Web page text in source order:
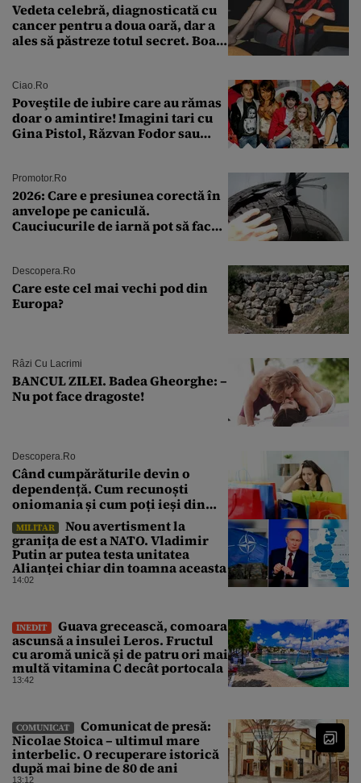
Vedeta celebră, diagnosticată cu
cancer pentru a doua oară, dar a
ales să păstreze totul secret. Boala
Ciao.ro
Poveştile de iubire care au rămas
doar o amintire! Imagini tari cu
Gina Pistol, Răzvan Fodor sau
Promotor.ro
2026: Care e presiunea corectă în
anvelope pe caniculă.
Cauciucurile de iarnă pot să facă
Descopera.ro
Care este cel mai vechi pod din
Europa?
Râzi Cu Lacrimi
BANCUL ZILEI. Badea Gheorghe: –
Nu pot face dragoste!
Descopera.ro
Când cumpărăturile devin o
dependență. Cum recunoști
oniomania și cum poți ieși din
acest cerc
MILITAR
Nou avertisment la
granița de est a NATO. Vladimir
Putin ar putea testa unitatea
Alianței chiar din toamna aceasta
14:02
INEDIT
Guava grecească, comoara
ascunsă a insulei Leros. Fructul
cu aromă unică și de patru ori mai
multă vitamina C decât portocala
13:42
COMUNICAT
Comunicat de presă:
Nicolae Stoica – ultimul mare
interbelic. O recuperare istorică
după mai bine de 80 de ani
13:12